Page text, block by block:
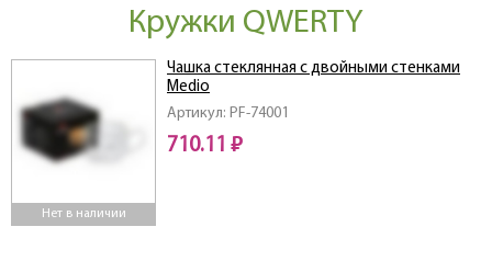
Кружки QWERTY
Нет в наличии
Артикул: PF-74001
Чашка стеклянная с двойными стенками
Medio
710.11 ₽